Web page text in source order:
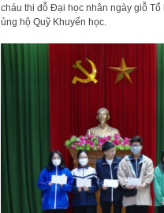
cháu thi đỗ Đại học nhân ngày giỗ
ủng hộ Quỹ Khuyến học.